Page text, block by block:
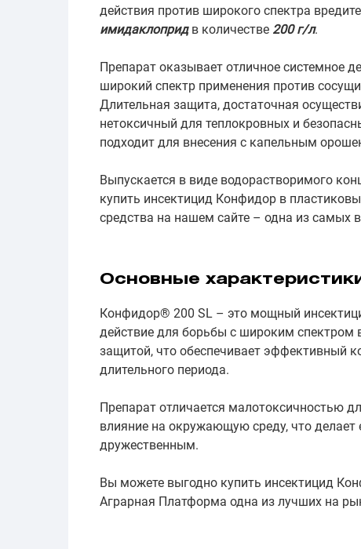
действия против широкого спектра
имидаклоприд в количестве 200 г/л.
Препарат оказывает отличное системное
широкий спектр применения против
Длительная защита, достаточная
нетоксичный для теплокровных и
подходит для внесения с капельным
Выпускается в виде водорастворимого
купить инсектицид Конфидор в
средства на нашем сайте – одна из самых
Основные
Конфидор® 200 SL – это мощный
действие для борьбы с широким спектром
защитой, что обеспечивает эффективный
длительного периода.
Препарат отличается малотоксичностью
влияние на окружающую среду, что делает
дружественным.
Вы можете выгодно купить инсектицид
Аграрная Платформа одна из лучших на